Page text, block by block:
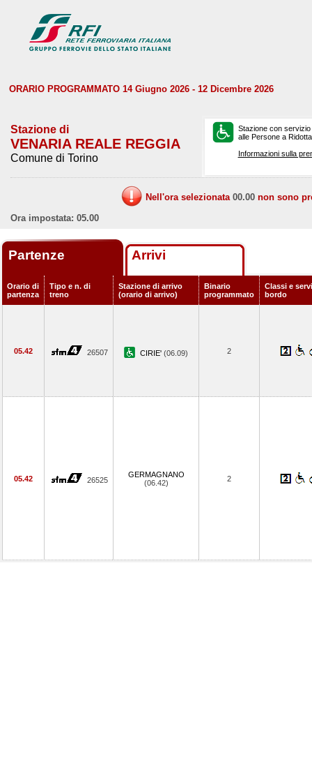
ORARIO PROGRAMMATO 14 Giugno 2026 - 12 Dicembre 2026
Stazione di
VENARIA REALE REGGIA
Comune di Torino
Stazione con
alle Persone a
Informazioni sulla
Nell'ora selezionata 00.00 non sono
Ora impostata: 05.00
Partenze Arrivi
Orario di
partenza
Tipo e n. di
treno
Stazione di arrivo
(orario di arrivo)
Binario
programmato
Classi e
bordo
05.42 26507 CIRIE' (06.09) 2
05.42 26525
GERMAGNANO
(06.42)
2